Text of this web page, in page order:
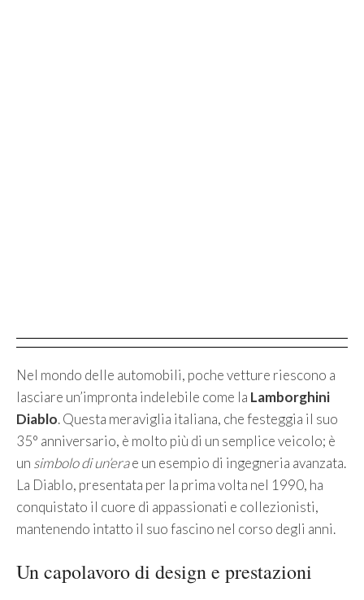
Nel mondo delle automobili, poche vetture riescono a
lasciare un’impronta indelebile come la Lamborghini
Diablo. Questa meraviglia italiana, che festeggia il suo
35° anniversario, è molto più di un semplice veicolo; è
un simbolo di un’erae un esempio di ingegneria avanzata.
La Diablo, presentata per la prima volta nel 1990, ha
conquistato il cuore di appassionati e collezionisti,
mantenendo intatto il suo fascino nel corso degli anni.
Un capolavoro di design e prestazioni